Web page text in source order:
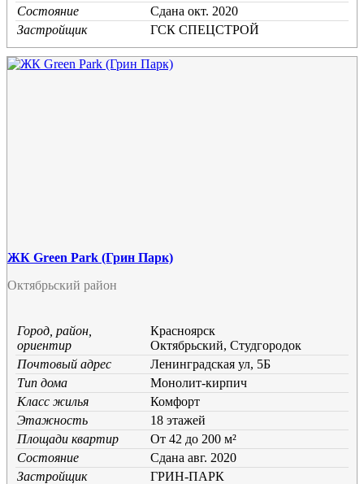
Состояние
Cдана окт. 2020
Застройщик
ГСК СПЕЦСТРОЙ
ЖК Green Park (Грин Парк)
Октябрьский район
Город, район,
ориентир
Красноярск
Октябрьский, Студгородок
Почтовый адрес
Ленинградская ул, 5Б
Тип дома
Монолит-кирпич
Класс жилья
Комфорт
Этажность
18 этажей
Площади квартир
От 42 до 200 м²
Состояние
Cдана авг. 2020
Застройщик
ГРИН-ПАРК